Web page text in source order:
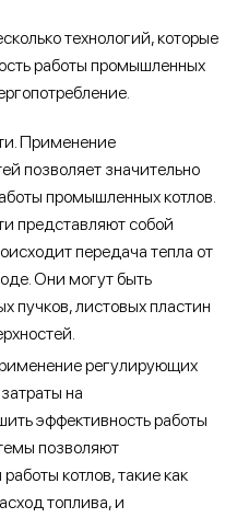
технологий, которые
работы промышленных
Применение
позволяет значительно
промышленных котлов.
представляют собой
передача тепла от
Они могут быть
пучков, листовых пластин
регулирующих
на
эффективность работы
позволяют
котлов, такие как
топлива, и